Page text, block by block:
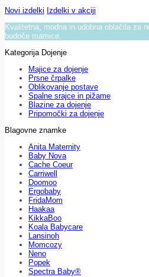
Novi izdelki Izdelki v akciji
Kvalitetna, modna in udobna oblačila za
bodoče mamice.
Kategorija Dojenje
Majice za dojenje
Prsne črpalke
Oblikovanje postave
Spalne srajce in pižame
Blazine za dojenje
Pripomočki za dojenje
Blagovne znamke
Anita Maternity
Baby Nova
Cache Coeur
Carriwell
Doomoo
Ergobaby
FridaMom
Haakaa
KikkaBoo
Koala Babycare
Lansinoh
Momcozy
Neno
Popek
Spectra Baby®